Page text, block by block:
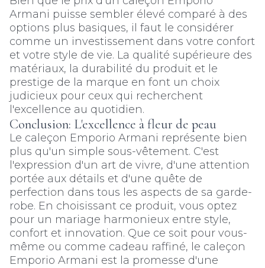
Armani puisse sembler élevé comparé à des
options plus basiques, il faut le considérer
comme un investissement dans votre confort
et votre style de vie. La qualité supérieure des
matériaux, la durabilité du produit et le
prestige de la marque en font un choix
judicieux pour ceux qui recherchent
l'excellence au quotidien.
Conclusion: L'excellence à fleur de peau
Le caleçon Emporio Armani représente bien
plus qu'un simple sous-vêtement. C'est
l'expression d'un art de vivre, d'une attention
portée aux détails et d'une quête de
perfection dans tous les aspects de sa garde-
robe. En choisissant ce produit, vous optez
pour un mariage harmonieux entre style,
confort et innovation. Que ce soit pour vous-
même ou comme cadeau raffiné, le caleçon
Emporio Armani est la promesse d'une